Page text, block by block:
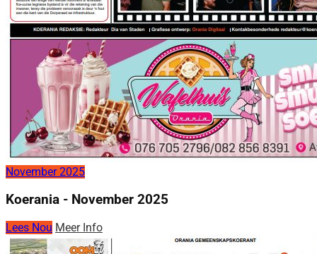
November 2025
Koerania - November 2025
Lees Nou Meer Info